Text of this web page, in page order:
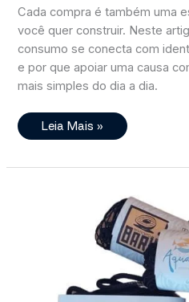
Cada compra é também uma
você quer construir. Neste
consumo se conecta com
e por que apoiar uma causa
mais simples do dia a dia.
Comprar
É
Causa.
Leia Mais »